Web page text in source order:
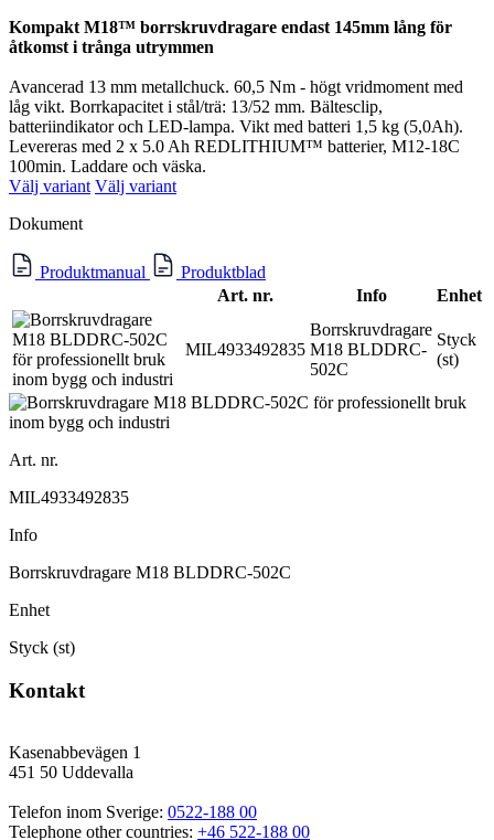
Kompakt M18™ borrskruvdragare endast 145mm lång för
åtkomst i trånga utrymmen
Avancerad 13 mm metallchuck. 60,5 Nm - högt vridmoment med
låg vikt. Borrkapacitet i stål/trä: 13/52 mm. Bältesclip,
batteriindikator och LED-lampa. Vikt med batteri 1,5 kg (5,0Ah).
Levereras med 2 x 5.0 Ah REDLITHIUM™ batterier, M12-18C
100min. Laddare och väska.
Välj variant Välj variant
Dokument
Produktmanual
Produktblad
Art. nr.
Info Enhet
MIL4933492835
Borrskruvdragare
M18 BLDDRC-
502C
Styck
(st)
Art. nr.
MIL4933492835
Info
Borrskruvdragare M18 BLDDRC-502C
Enhet
Styck (st)
Kontakt
Kasenabbevägen 1
451 50 Uddevalla
Telefon inom Sverige: 0522-188 00
Telephone other countries: +46 522-188 00